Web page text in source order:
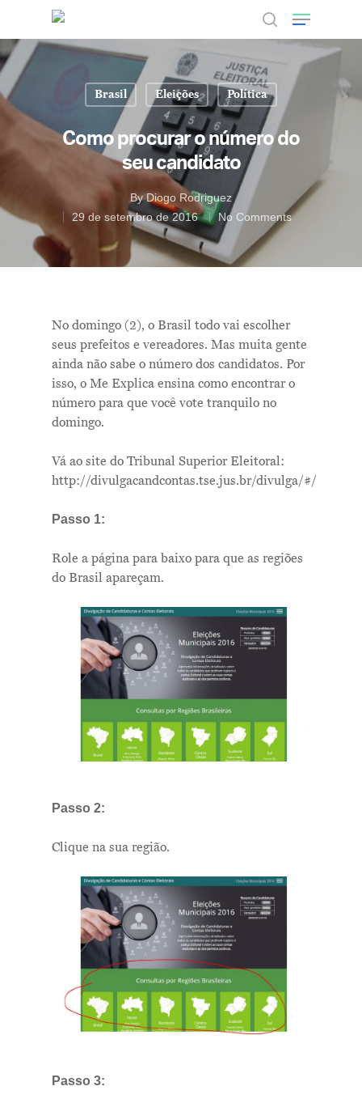
Hit enter to search or ESC to close
Brasil Eleições Política
Como procurar o número do
seu candidato
ByDiogo Rodriguez
29 de setembro de 2016
No Comments
No domingo (2), o Brasil todo vai escolher
seus prefeitos e vereadores. Mas muita gente
ainda não sabe o número dos candidatos. Por
isso, o Me Explica ensina como encontrar o
número para que você vote tranquilo no
domingo.
Vá ao site do Tribunal Superior Eleitoral:
http://divulgacandcontas.tse.jus.br/divulga/#/
Passo 1:
Role a página para baixo para que as regiões
do Brasil apareçam.
Passo 2:
Clique na sua região.
Passo 3: